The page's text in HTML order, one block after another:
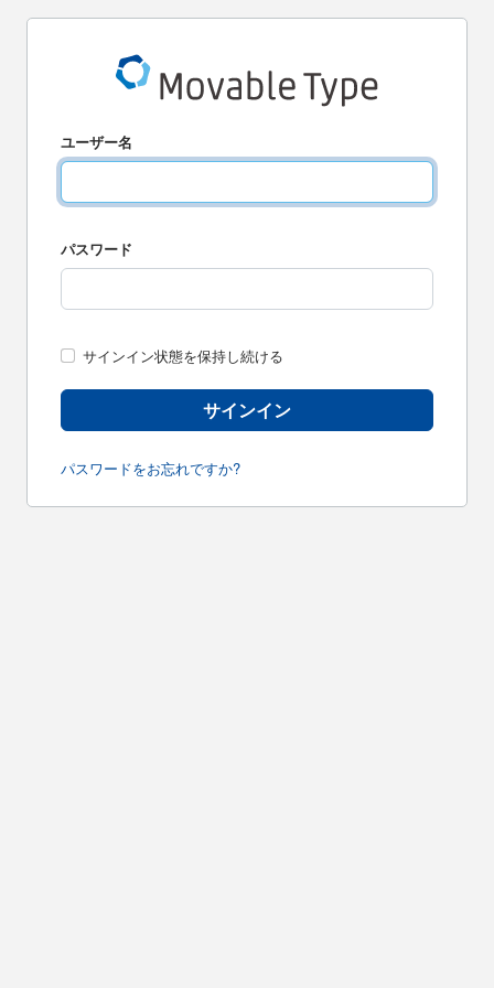
ユーザー名
パスワード
サインイン状態を保持し続ける
パスワードをお忘れですか?
サインイン